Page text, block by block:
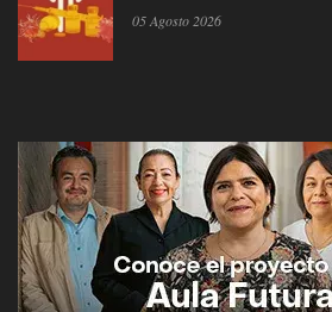
05 Agosto 2026